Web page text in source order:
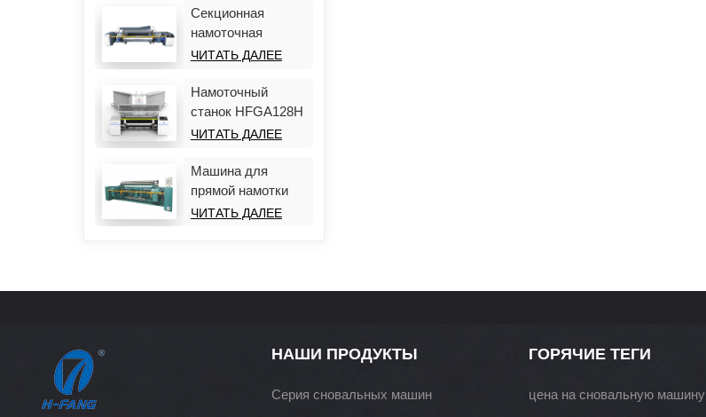
Секционная
намоточная
машина HF988D-
ЧИТАТЬ ДАЛЕЕ
Намоточный
станок HFGA128H
ЧИТАТЬ ДАЛЕЕ
Машина для
прямой намотки
HFGA126
ЧИТАТЬ ДАЛЕЕ
НАШИ ПРОДУКТЫ
Серия сновальных машин
ГОРЯЧИЕ ТЕГИ
цена на сновальную машину